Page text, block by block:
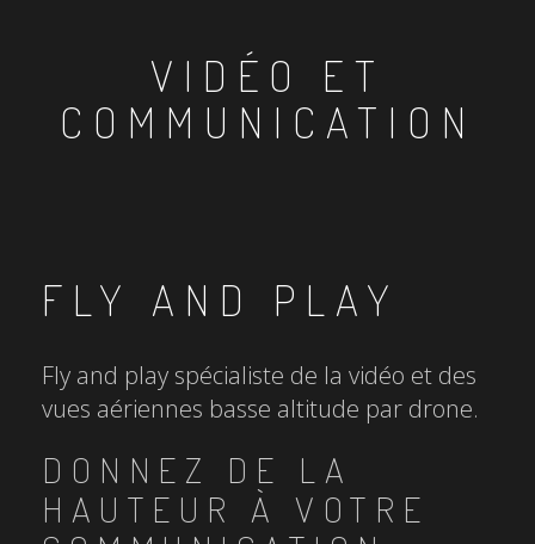
VIDÉO ET
COMMUNICATION
FLY AND PLAY
Fly and play spécialiste de la vidéo et des
vues aériennes basse altitude par drone.
DONNEZ DE LA
HAUTEUR À VOTRE